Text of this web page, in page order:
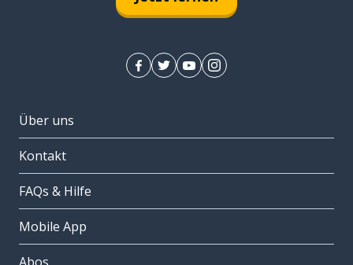
Über uns
Kontakt
FAQs & Hilfe
Mobile App